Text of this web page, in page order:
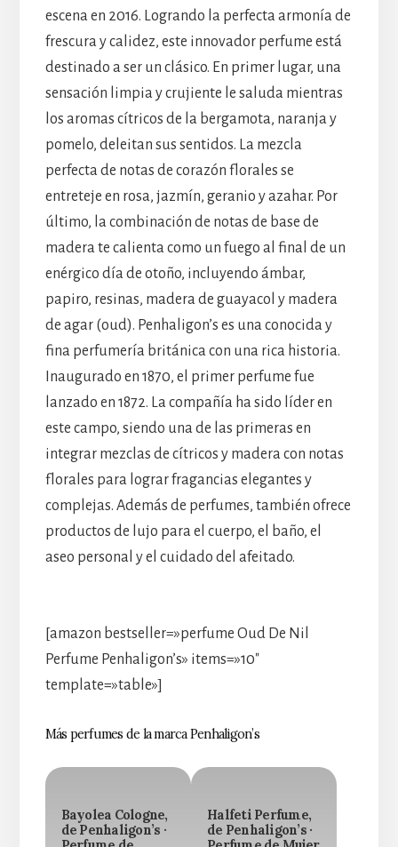
escena en 2016. Logrando la perfecta armonía de
frescura y calidez, este innovador perfume está
destinado a ser un clásico. En primer lugar, una
sensación limpia y crujiente le saluda mientras
los aromas cítricos de la bergamota, naranja y
pomelo, deleitan sus sentidos. La mezcla
perfecta de notas de corazón florales se
entreteje en rosa, jazmín, geranio y azahar. Por
último, la combinación de notas de base de
madera te calienta como un fuego al final de un
enérgico día de otoño, incluyendo ámbar,
papiro, resinas, madera de guayacol y madera
de agar (oud). Penhaligon’s es una conocida y
fina perfumería británica con una rica historia.
Inaugurado en 1870, el primer perfume fue
lanzado en 1872. La compañía ha sido líder en
este campo, siendo una de las primeras en
integrar mezclas de cítricos y madera con notas
florales para lograr fragancias elegantes y
complejas. Además de perfumes, también ofrece
productos de lujo para el cuerpo, el baño, el
aseo personal y el cuidado del afeitado.
[amazon bestseller=»perfume Oud De Nil
Perfume Penhaligon’s» items=»10″
template=»table»]
Más perfumes de la marca Penhaligon’s
Bayolea Cologne,
de Penhaligon’s ·
Halfeti Perfume,
de Penhaligon’s ·